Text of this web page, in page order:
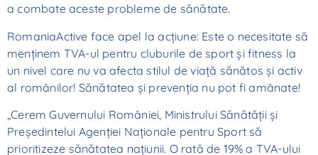
a combate aceste probleme de sănătate.
RomaniaActive face apel la acţiune: Este o necesitate să
menţinem TVA-ul pentru cluburile de sport şi fitness la
un nivel care nu va afecta stilul de viaţă sănătos şi activ
al românilor! Sănătatea şi prevenţia nu pot fi amânate!
„Cerem Guvernului României, Ministrului Sănătăţii şi
Preşedintelui Agenţiei Naţionale pentru Sport să
prioritizeze sănătatea naţiunii. O rată de 19% a TVA-ului